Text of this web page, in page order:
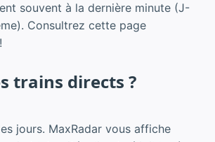
souvent à la dernière minute (J-
Consultrez cette page
trains directs ?
jours. MaxRadar vous affiche